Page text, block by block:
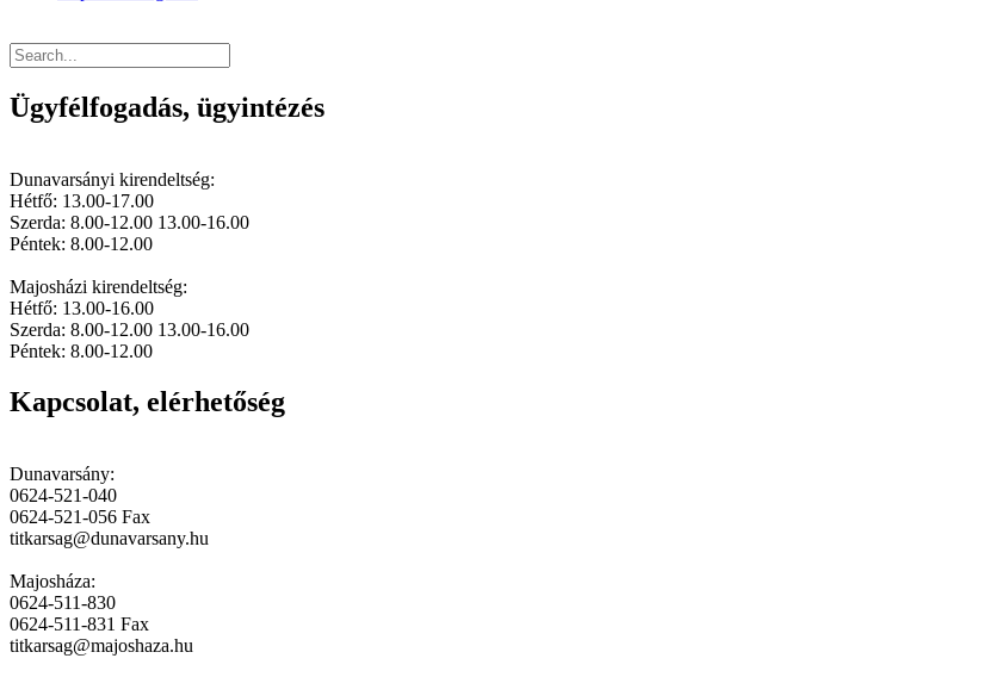
Ügyfélfogadás, ügyintézés
Dunavarsányi kirendeltség:
Hétfő: 13.00-17.00
Szerda: 8.00-12.00 13.00-16.00
Péntek: 8.00-12.00
Majosházi kirendeltség:
Hétfő: 13.00-16.00
Szerda: 8.00-12.00 13.00-16.00
Péntek: 8.00-12.00
Kapcsolat, elérhetőség
Dunavarsány:
0624-521-040
0624-521-056 Fax
titkarsag@dunavarsany.hu
Majosháza:
0624-511-830
0624-511-831 Fax
titkarsag@majoshaza.hu